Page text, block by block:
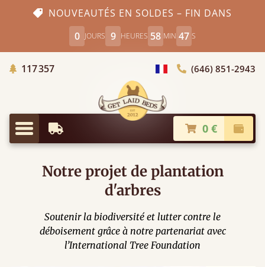
NOUVEAUTÉS EN SOLDES – FIN DANS
0 JOURS 9 HEURES 58 MIN 46 S
117 357Arbres Plantés
Choisir le pays(646) 851-2943
Menu
Livraison à partir de 0 €
Notre projet de plantation
d'arbres
Soutenir la biodiversité et lutter contre le
déboisement grâce à notre partenariat avec
l’International Tree Foundation